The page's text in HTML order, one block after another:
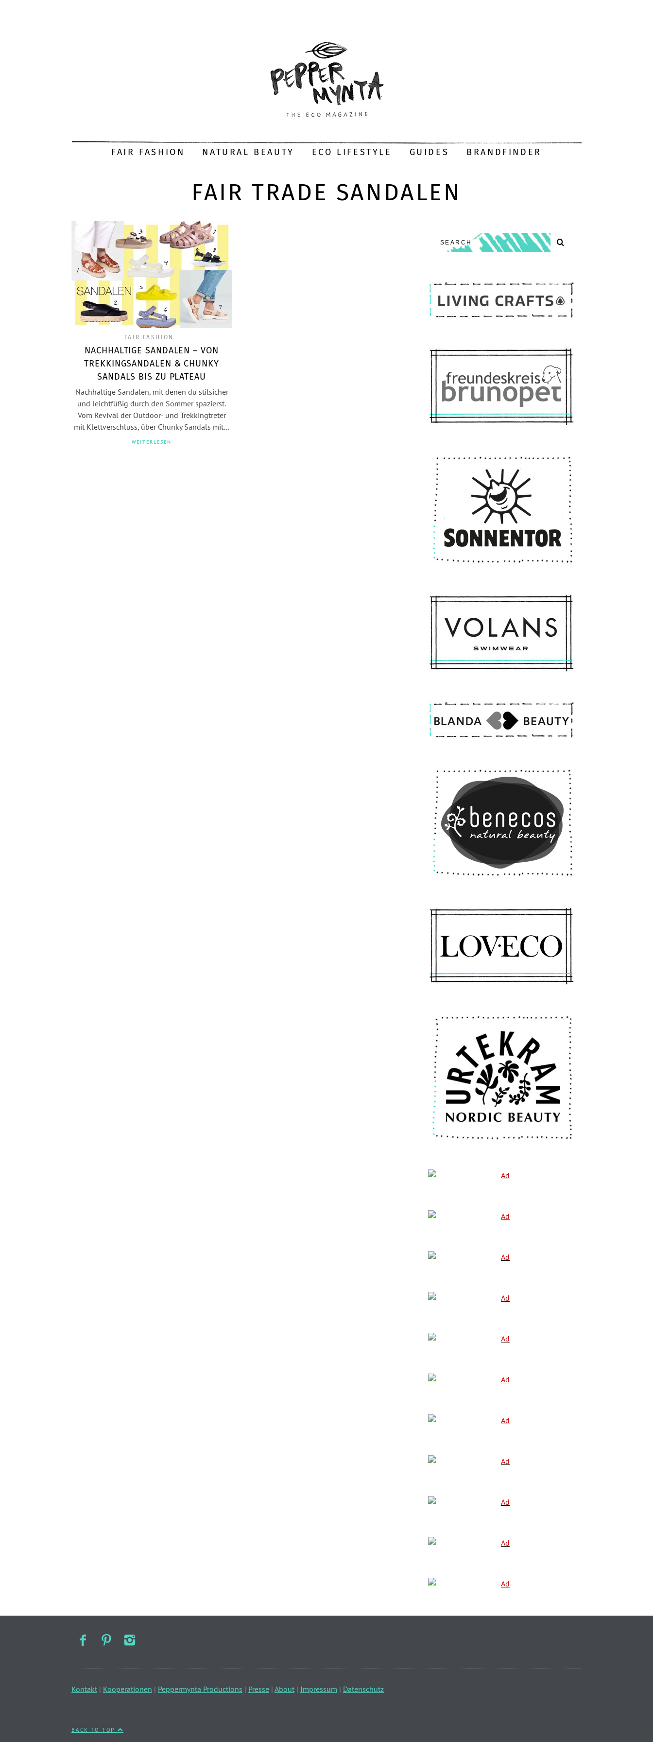
FAIR FASHION NATURAL BEAUTY ECO LIFESTYLE GUIDES BRANDFINDER
FAIR TRADE SANDALEN
FAIR FASHION
NACHHALTIGE SANDALEN – VON
TREKKINGSANDALEN & CHUNKY
SANDALS BIS ZU PLATEAU
Nachhaltige Sandalen, mit denen du stilsicher
und leichtfüßig durch den Sommer spazierst.
Vom Revival der Outdoor- und Trekkingtreter
mit Klettverschluss, über Chunky Sandals mit…
WEITERLESEN
Kontakt | Kooperationen | Peppermynta Productions | Presse | About | Impressum | Datenschutz
BACK TO TOP